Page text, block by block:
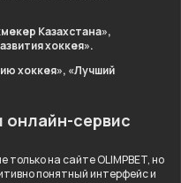
Казахстана»,
хоккея».
хоккея», «Лучший
онлайн-сервис
на сайте OLIMPBET, но
понятный интерфейс и